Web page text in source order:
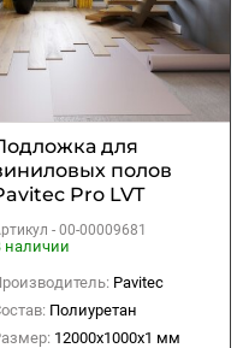
для
полов
Pro LVT
мм (12
- 00-00009681
наличии
Pavitec
Полиуретан
12000х1000х1 мм